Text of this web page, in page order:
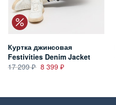
Куртка джинсовая
Festivities Denim Jacket
17 299
8 399